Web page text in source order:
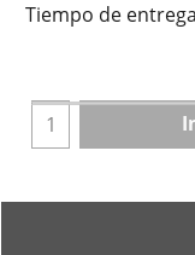
Tiempo de